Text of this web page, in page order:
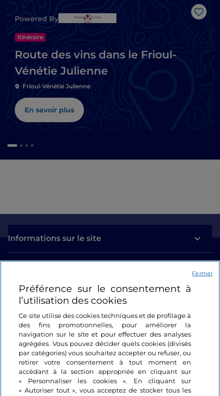
Powered By
Itinéraire
Route des vins dans le Frioul-
Vénétie Julienne
Frioul-Vénétie Julienne
En savoir plus
Informations sur le site
Se connecter
Suivez-nous
Préférence sur le consentement à
l’utilisation des cookies
Ce site utilise des cookies techniques et de profilage à
des fins promotionnelles, pour améliorer la
navigation sur le site et pour effectuer des analyses
agrégées. Vous pouvez décider quels cookies (divisés
par catégories) vous souhaitez accepter ou refuser, ou
retirer votre consentement à tout moment en
accédant à la section appropriée en cliquant sur
« Personnaliser les cookies ». En cliquant sur
« Autoriser tout », vous acceptez de stocker tous les
Fermer